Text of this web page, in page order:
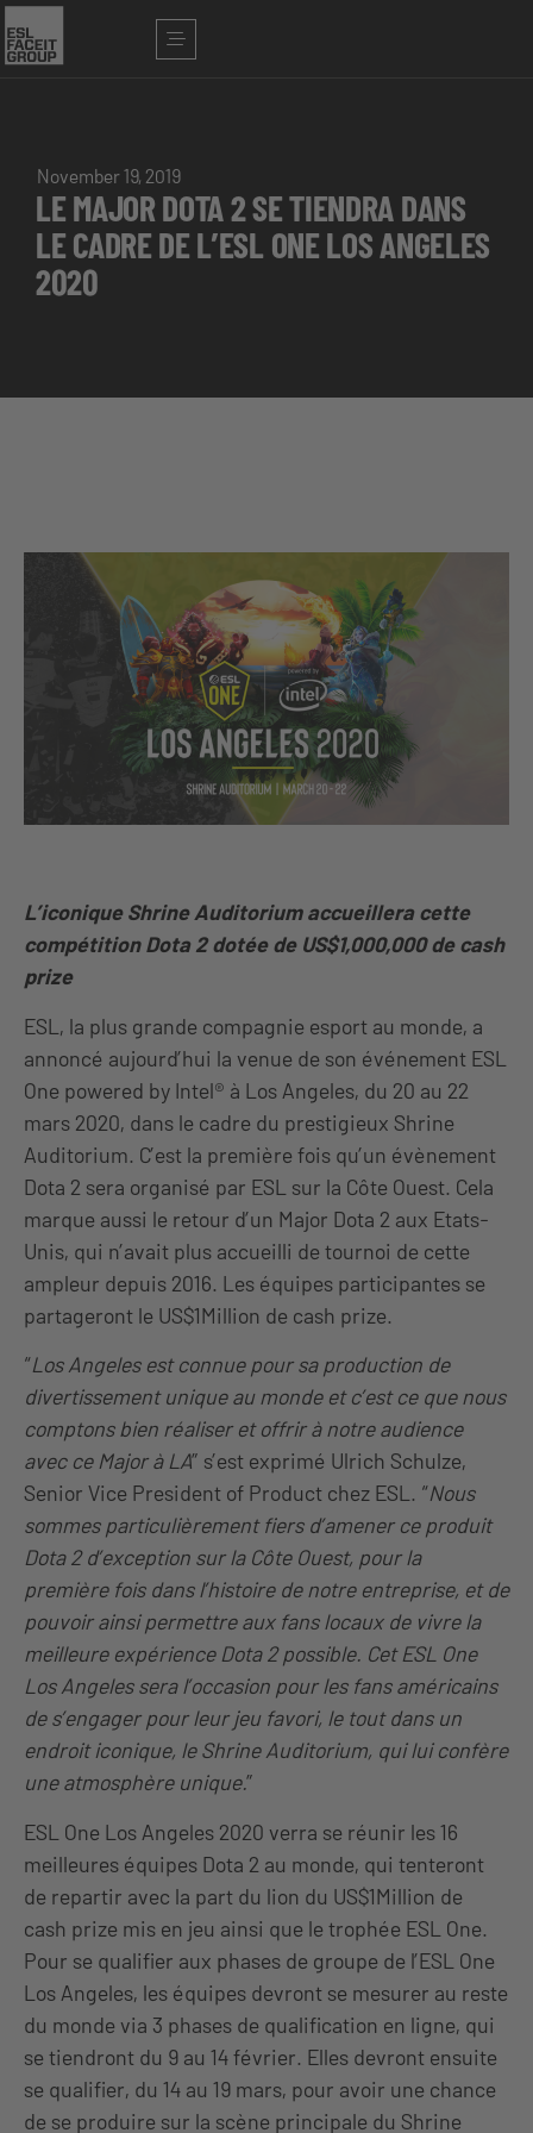
November 19, 2019
LE MAJOR DOTA 2 SE TIENDRA DANS
LE CADRE DE L’ESL ONE LOS ANGELES
2020
L’iconique Shrine Auditorium accueillera cette
compétition Dota 2 dotée de US$1,000,000 de cash
prize
ESL, la plus grande compagnie esport au monde, a
annoncé aujourd’hui la venue de son événement ESL
One powered by Intel® à Los Angeles, du 20 au 22
mars 2020, dans le cadre du prestigieux Shrine
Auditorium. C’est la première fois qu’un évènement
Dota 2 sera organisé par ESL sur la Côte Ouest. Cela
marque aussi le retour d’un Major Dota 2 aux Etats-
Unis, qui n’avait plus accueilli de tournoi de cette
ampleur depuis 2016. Les équipes participantes se
partageront le US$1Million de cash prize.
“Los Angeles est connue pour sa production de
divertissement unique au monde et c’est ce que nous
comptons bien réaliser et offrir à notre audience
avec ce Major à LA” s’est exprimé Ulrich Schulze,
Senior Vice President of Product chez ESL. “Nous
sommes particulièrement fiers d’amener ce produit
Dota 2 d’exception sur la Côte Ouest, pour la
première fois dans l’histoire de notre entreprise, et de
pouvoir ainsi permettre aux fans locaux de vivre la
meilleure expérience Dota 2 possible. Cet ESL One
Los Angeles sera l’occasion pour les fans américains
de s’engager pour leur jeu favori, le tout dans un
endroit iconique, le Shrine Auditorium, qui lui confère
une atmosphère unique.”
ESL One Los Angeles 2020 verra se réunir les 16
meilleures équipes Dota 2 au monde, qui tenteront
de repartir avec la part du lion du US$1Million de
cash prize mis en jeu ainsi que le trophée ESL One.
Pour se qualifier aux phases de groupe de l’ESL One
Los Angeles, les équipes devront se mesurer au reste
du monde via 3 phases de qualification en ligne, qui
se tiendront du 9 au 14 février. Elles devront ensuite
se qualifier, du 14 au 19 mars, pour avoir une chance
de se produire sur la scène principale du Shrine